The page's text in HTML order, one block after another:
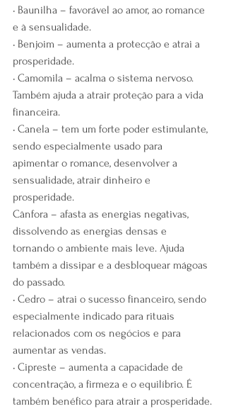
• Baunilha – favorável ao amor, ao romance
e à sensualidade.
• Benjoim – aumenta a protecção e atrai a
prosperidade.
• Camomila – acalma o sistema nervoso.
Também ajuda a atrair proteção para a vida
financeira.
• Canela – tem um forte poder estimulante,
sendo especialmente usado para
apimentar o romance, desenvolver a
sensualidade, atrair dinheiro e
prosperidade.
Cânfora – afasta as energias negativas,
dissolvendo as energias densas e
tornando o ambiente mais leve. Ajuda
também a dissipar e a desbloquear mágoas
do passado.
• Cedro – atrai o sucesso financeiro, sendo
especialmente indicado para rituais
relacionados com os negócios e para
aumentar as vendas.
• Cipreste – aumenta a capacidade de
concentração, a firmeza e o equilíbrio. É
também benéfico para atrair a prosperidade.